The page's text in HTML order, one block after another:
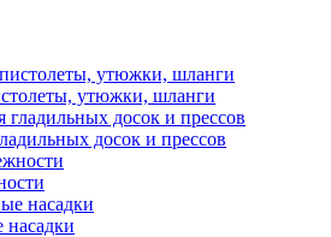
утюжки, шланги
досок и прессов